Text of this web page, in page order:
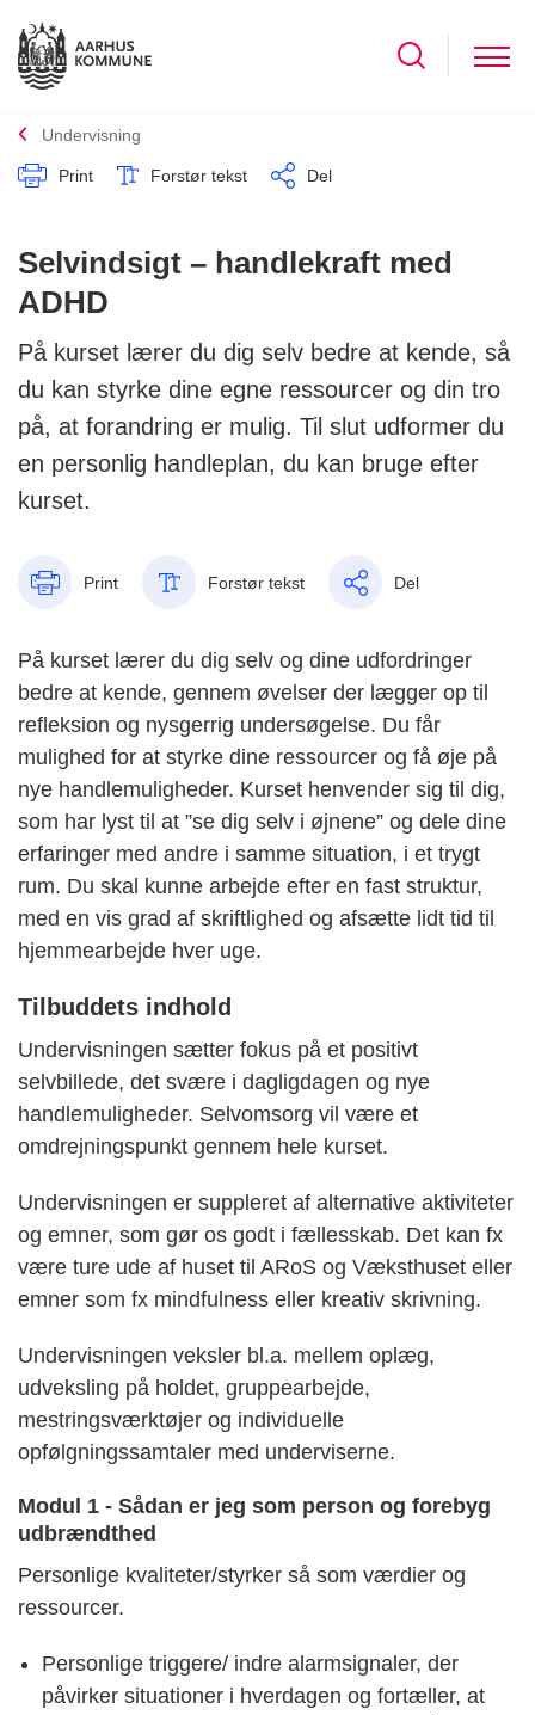
Undervisning
Print Forstør tekst Del
Selvindsigt – handlekraft med
ADHD
På kurset lærer du dig selv bedre at kende, så
du kan styrke dine egne ressourcer og din tro
på, at forandring er mulig. Til slut udformer du
en personlig handleplan, du kan bruge efter
kurset.
Print Forstør tekst Del
På kurset lærer du dig selv og dine udfordringer
bedre at kende, gennem øvelser der lægger op til
refleksion og nysgerrig undersøgelse. Du får
mulighed for at styrke dine ressourcer og få øje på
nye handlemuligheder. Kurset henvender sig til dig,
som har lyst til at ”se dig selv i øjnene” og dele dine
erfaringer med andre i samme situation, i et trygt
rum. Du skal kunne arbejde efter en fast struktur,
med en vis grad af skriftlighed og afsætte lidt tid til
hjemmearbejde hver uge.
Tilbuddets indhold
Undervisningen sætter fokus på et positivt
selvbillede, det svære i dagligdagen og nye
handlemuligheder. Selvomsorg vil være et
omdrejningspunkt gennem hele kurset.
Undervisningen er suppleret af alternative aktiviteter
og emner, som gør os godt i fællesskab. Det kan fx
være ture ude af huset til ARoS og Væksthuset eller
emner som fx mindfulness eller kreativ skrivning.
Undervisningen veksler bl.a. mellem oplæg,
udveksling på holdet, gruppearbejde,
mestringsværktøjer og individuelle
opfølgningssamtaler med underviserne.
Modul 1 - Sådan er jeg som person og forebyg
udbrændthed
Personlige kvaliteter/styrker så som værdier og
ressourcer.
Personlige triggere/ indre alarmsignaler, der
påvirker situationer i hverdagen og fortæller, at